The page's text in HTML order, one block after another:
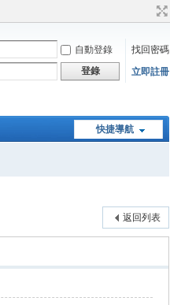
自動登錄
找回密碼
登錄 立即註冊
快捷導航
返回列表